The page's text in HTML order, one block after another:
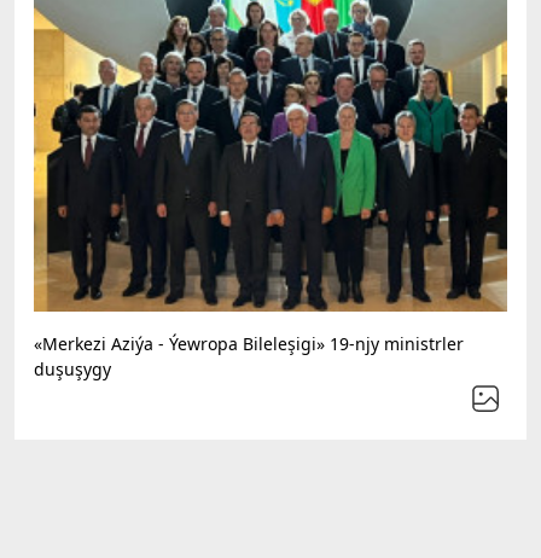
«Merkezi Aziýa - Ýewropa Bileleşigi» 19-njy ministrler
duşuşygy